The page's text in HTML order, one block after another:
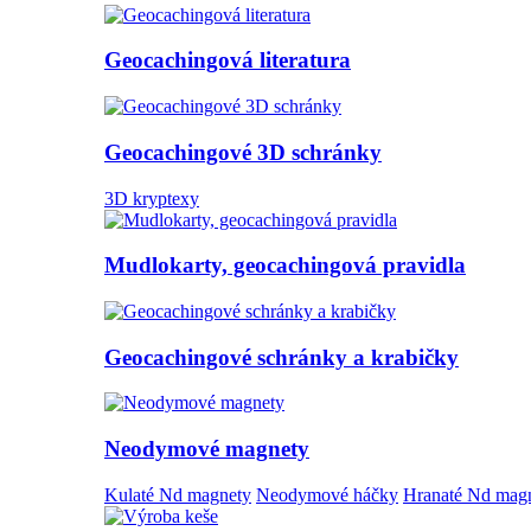
Geocachingová literatura
Geocachingové 3D schránky
3D kryptexy
Mudlokarty, geocachingová pravidla
Geocachingové schránky a krabičky
Neodymové magnety
Kulaté Nd magnety Neodymové háčky Hranaté Nd